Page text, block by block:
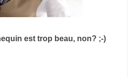
est trop beau, non? ;-)